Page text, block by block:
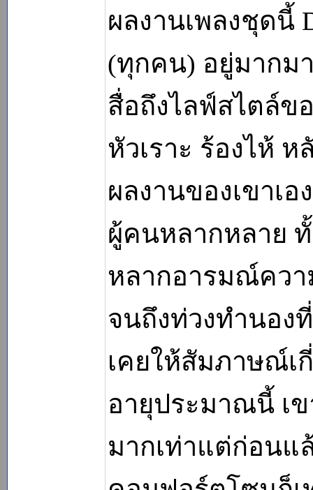
ผลงานเพลงชุดนี้
(ทุกคน) อยู่มากมา
สื่อถึงไลฟ์สไตล์ข
หัวเราะ ร้องไห้ ห
ผลงานของเขาเอ
ผู้คนหลากหลาย
หลากอารมณ์ควา
จนถึงท่วงทำนอง
เคยให้สัมภาษณ์เ
อายุประมาณนี้ เ
มากเท่าแต่ก่อนแ